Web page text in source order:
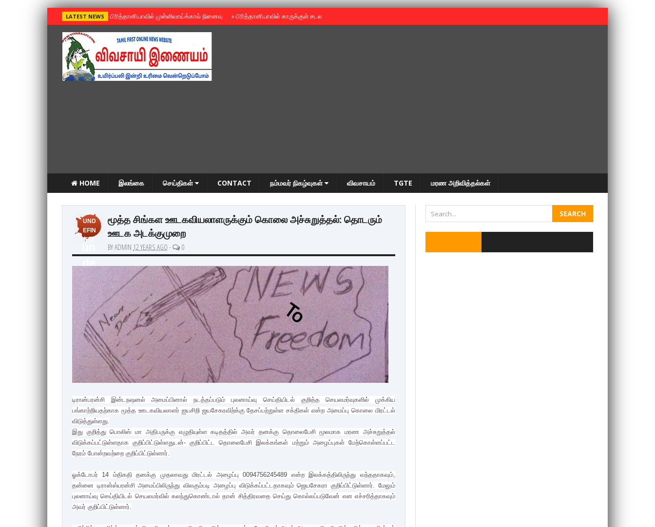
LATEST NEWS »பிரித்தானியாவில் முள்ளிவாய்க்கால் நினைவு »பிரித்தானியாவில் காருக்குள் சடலம் -தமிழருடையதா ?
HOME இலங்கை செய்திகள் CONTACT நம்மவர் நிகழ்வுகள் விவசாயம் TGTE மரண அறிவித்தல்கள்
UND
EFIN
ED
de
fin
ed
மூத்த சிங்கள ஊடகவியலாளருக்கும் கொலை அச்சுறுத்தல்: தொடரும்
ஊடக அடக்குமுறை
BY ADMIN 12 YEARS AGO - 0
டிரான்பரன்சி இன்டநஷனல் அமைப்பினால் நடத்தப்படும் புலனாய்வு செய்தியிடல் குறித்த செயலமர்வுகளில் முக்கிய
பங்காற்றியதற்காக மூத்த ஊடகவியலாளர் ஐயசிறி ஜயசேகரவிற்க்கு தேசப்பற்றுள்ள சக்திகள் என்ற அமைப்பு கொலை மிரட்டல்
விடுத்துள்ளது.
இது குறித்து பொலிஸ் மா அதிபருக்கு எழுதியுள்ள கடிதத்தில் அவர் தனக்கு தொலைபேசி மூலமாக மரண அச்சுறுத்தல்
விடுக்கப்பட்டுள்ளதாக குறிப்பிட்டுள்ளதுடன்- குறிப்பிட்ட தொலைபேசி இலக்கங்கள் மற்றும் அழைப்புகள் மேற்கொள்ளப்பட்ட
நேரம் போன்றவற்றை குறிப்பிட்டுள்ளார்.
ஓக்டோபர் 14 ம்திகதி தனக்கு முதலாவது மிரட்டல் அழைப்பு 0094756245489 என்ற இலக்கத்திலிருந்து வந்ததாகவும்,
தன்னை டிரான்ஸ்பரன்சி அமைப்பிலிருந்து விலகும்படி அழைப்பு விடுக்கப்பட்டதாகவும் ஜெயசேகரா குறிப்பிட்டுள்ளார். மேலும்
புலனாய்வு செய்தியிடல் செயலமர்வில் கலந்துகொண்டால் தான் சித்திரவதை செய்து கொல்லப்படுவேன் என எச்சரித்தாகவும்
அவர் குறிப்பிட்டுள்ளார்.